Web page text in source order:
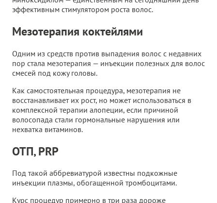
эффективным стимулятором роста волос.
Мезотерапия коктейлями
Одним из средств против выпадения волос с недавних
пор стала мезотерапия — инъекции полезных для волос
смесей под кожу головы.
Как самостоятельная процедура, мезотерапия не
восстанавливает их рост, но может использоваться в
комплексной терапии алопеции, если причиной
волосопада стали гормональные нарушения или
нехватка витаминов.
ОТП, PRP
Под такой аббревиатурой известны подкожные
инъекции плазмы, обогащенной тромбоцитами.
Курс процедур примерно в три раза дороже